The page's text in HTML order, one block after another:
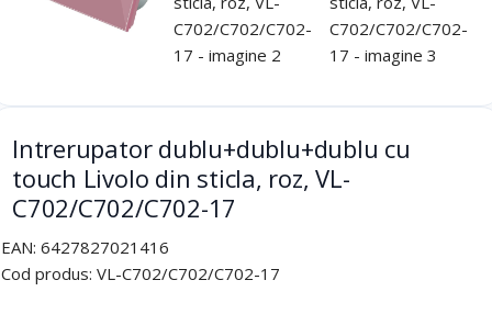
Intrerupator dublu+dublu+dublu cu
touch Livolo din sticla, roz, VL-
C702/C702/C702-17
EAN: 6427827021416
Cod produs: VL-C702/C702/C702-17